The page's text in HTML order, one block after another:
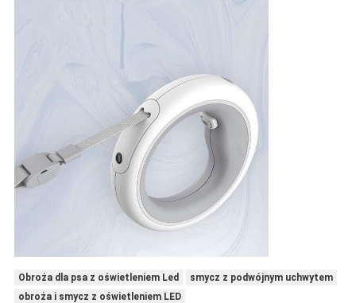
Obroża dla psa z oświetleniem Led
smycz z podwójnym uchwytem
​​obroża i smycz z oświetleniem LED